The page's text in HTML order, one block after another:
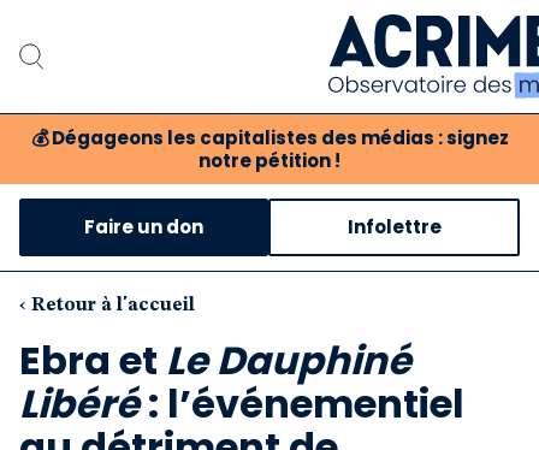
💰 Dégageons les capitalistes des médias : signez
notre pétition !
Notre critique des
Notre revue
Boutique
Faire un don Infolettre
‹ Retour à l'accueil
Ebra et Le Dauphiné
Libéré: l’événementiel